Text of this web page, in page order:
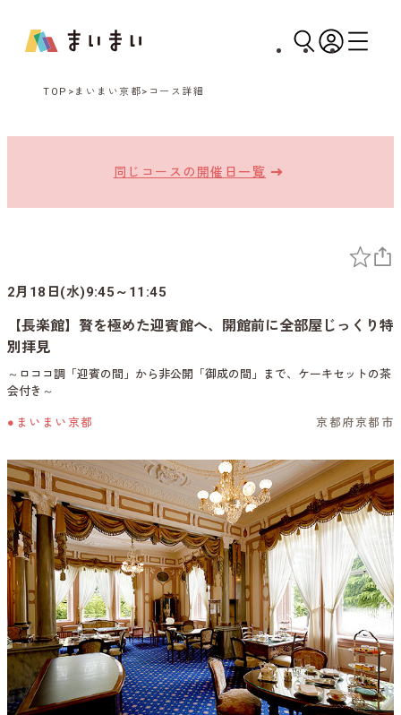
TOP まいまい京都 コース詳細
同じコースの開催日一覧
2月18日(水)9:45～11:45
【長楽館】贅を極めた迎賓館へ、開館前に全部屋じっくり特
別拝見
～ロココ調「迎賓の間」から非公開「御成の間」まで、ケーキセットの茶
会付き～
●まいまい京都 京都府京都市